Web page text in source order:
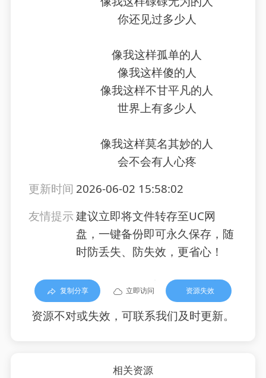
你还见过多少人
像我这样孤单的人
像我这样傻的人
像我这样不甘平凡的人
世界上有多少人
像我这样莫名其妙的人
会不会有人心疼
更新时间 2026-06-02 15:58:02
友情提示建议立即将文件转存至UC网
盘，一键备份即可永久保存，随
时防丢失、防失效，更省心！
复制分享 立即访问 资源失效
资源不对或失效，可联系我们及时更新。
相关资源